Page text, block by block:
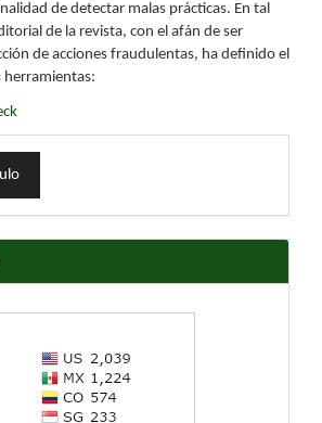
de detectar malas prácticas. En tal
de la revista, con el afán de ser
de acciones fraudulentas, ha definido el
herramientas: